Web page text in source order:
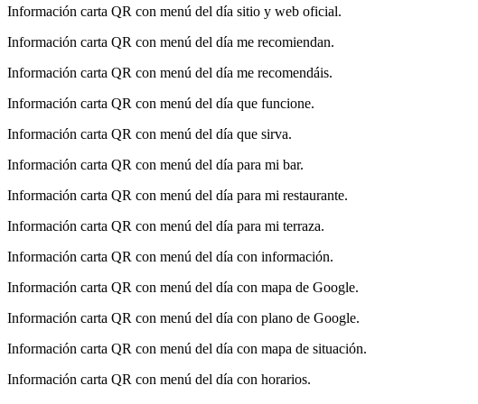
Información carta QR con menú del día sitio y web oficial.
Información carta QR con menú del día me recomiendan.
Información carta QR con menú del día me recomendáis.
Información carta QR con menú del día que funcione.
Información carta QR con menú del día que sirva.
Información carta QR con menú del día para mi bar.
Información carta QR con menú del día para mi restaurante.
Información carta QR con menú del día para mi terraza.
Información carta QR con menú del día con información.
Información carta QR con menú del día con mapa de Google.
Información carta QR con menú del día con plano de Google.
Información carta QR con menú del día con mapa de situación.
Información carta QR con menú del día con horarios.